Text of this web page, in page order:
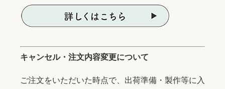
キャンセル・注文内容変更について
ご注文をいただいた時点で、出荷準備・製作等に入